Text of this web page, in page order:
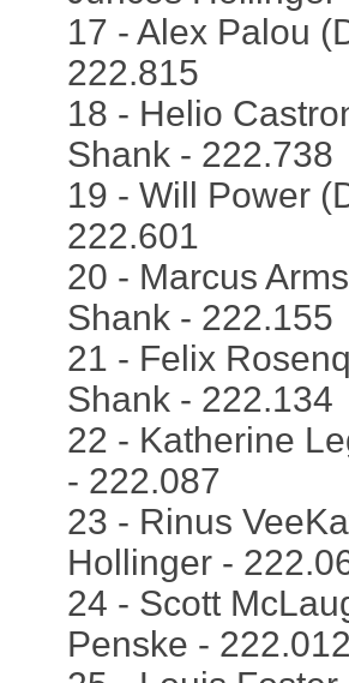
17 - Alex Palou
222.815
18 - Helio
Shank - 222.738
19 - Will Power
222.601
20 - Marcus
Shank - 222.155
21 - Felix
Shank - 222.134
22 - Katherine
- 222.087
23 - Rinus
Hollinger -
24 - Scott
Penske - 222.012